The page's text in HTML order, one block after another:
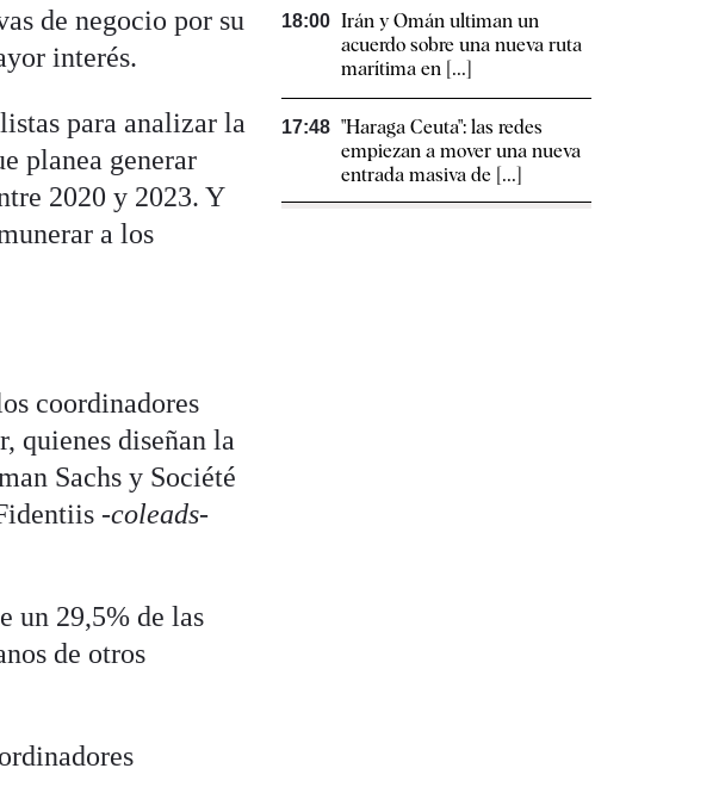
de negocio por su
interés.
para analizar la
planea generar
2020 y 2023. Y
a los
coordinadores
quienes diseñan la
Sachs y Société
-coleads-
un 29,5% de las
de otros
18:00 Irán y Omán ultiman un
acuerdo sobre una nueva ruta
marítima en [...]
17:48 "Haraga Ceuta": las redes
empiezan a mover una nueva
entrada masiva de [...]